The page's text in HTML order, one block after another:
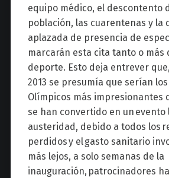
equipo médico, el descontento
población, las cuarentenas y la
aplazada de presencia de
marcarán esta cita tanto o más
deporte. Esto deja entrever
2013 se presumía que serían los
Olímpicos más impresionantes
se han convertido en un
austeridad, debido a todos los
perdidos y el gasto sanitario
más lejos, a solo semanas de la
inauguración, patrocinadores